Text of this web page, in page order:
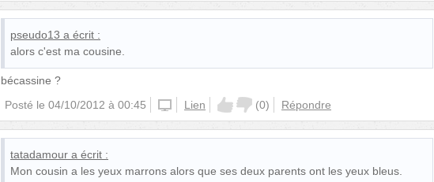
pseudo13 a écrit :
alors c'est ma cousine.
bécassine ?
Posté le 04/10/2012 à 00:45 iphoneLien (0) Répondre
tatadamour a écrit :
Mon cousin a les yeux marrons alors que ses deux parents ont les yeux bleus.